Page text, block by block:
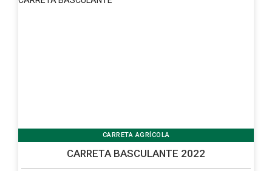
CARRETA AGRÍCOLA
CARRETA BASCULANTE 2022